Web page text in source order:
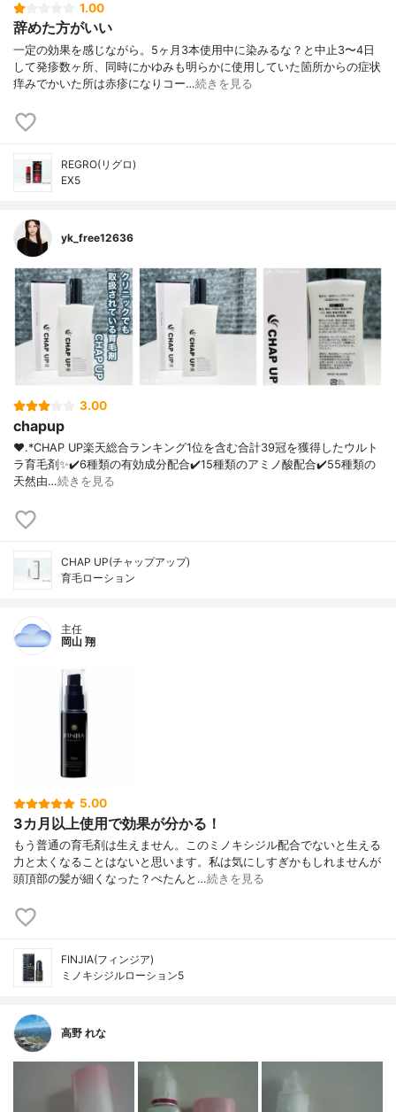
1.00
辞めた方がいい
一定の効果を感じながら。5ヶ月3本使用中に染みるな？と中止3〜4日
して発疹数ヶ所、同時にかゆみも明らかに使用していた箇所からの症状
痒みでかいた所は赤疹になりコー…続きを見る
REGRO(リグロ)
EX5
yk_free12636
3.00
chapup
❤︎.*CHAP UP⁡楽天総合ランキング1位を含む合計39冠を獲得したウルト
ラ育毛剤✨⁡✔️6種類の有効成分配合✔️15種類のアミノ酸配合✔️55種類の
天然由…続きを見る
CHAP UP(チャップアップ)
育毛ローション
主任
岡山 翔
5.00
3カ月以上使用で効果が分かる！
もう普通の育毛剤は生えません。このミノキシジル配合でないと生える
力と太くなることはないと思います。私は気にしすぎかもしれませんが
頭頂部の髪が細くなった？ぺたんと…続きを見る
FINJIA(フィンジア)
ミノキシジルローション5
高野 れな